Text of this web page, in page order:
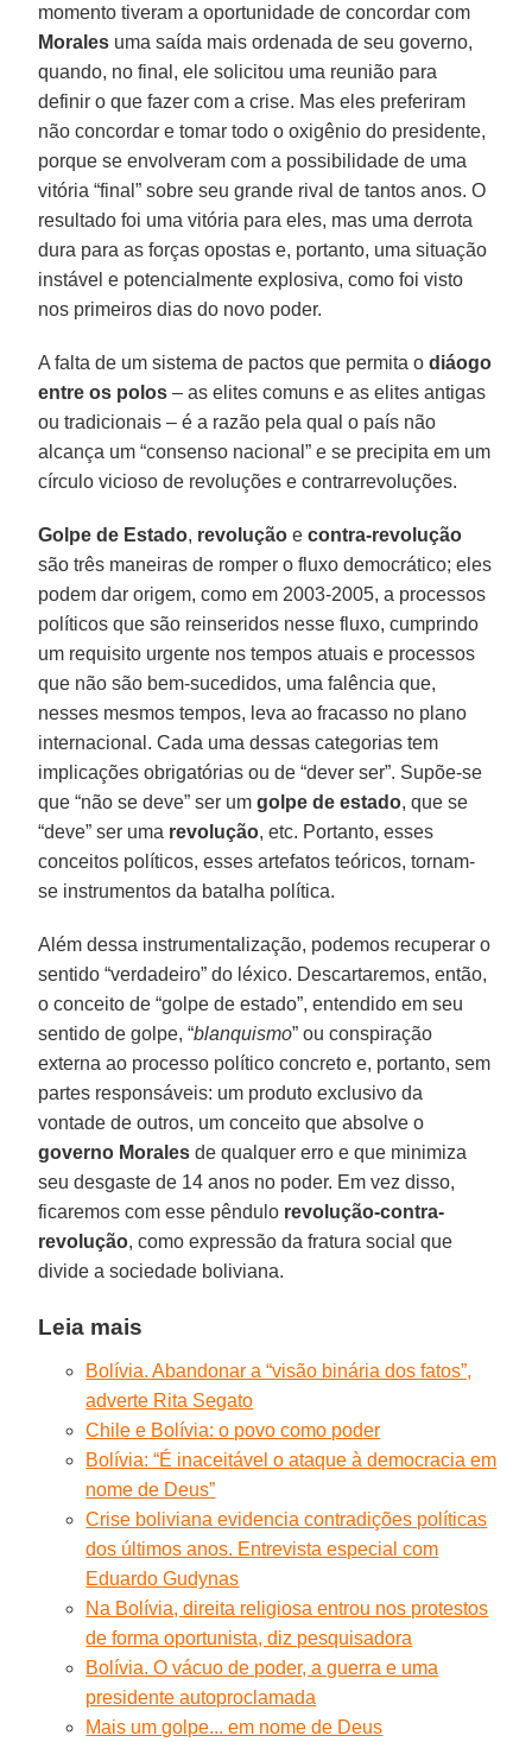
momento tiveram a oportunidade de concordar com
Morales uma saída mais ordenada de seu governo,
quando, no final, ele solicitou uma reunião para
definir o que fazer com a crise. Mas eles preferiram
não concordar e tomar todo o oxigênio do presidente,
porque se envolveram com a possibilidade de uma
vitória “final” sobre seu grande rival de tantos anos. O
resultado foi uma vitória para eles, mas uma derrota
dura para as forças opostas e, portanto, uma situação
instável e potencialmente explosiva, como foi visto
nos primeiros dias do novo poder.
A falta de um sistema de pactos que permita odiáogo
entre os polos – as elites comuns e as elites antigas
ou tradicionais – é a razão pela qual o país não
alcança um “consenso nacional” e se precipita em um
círculo vicioso de revoluções e contrarrevoluções.
Golpe de Estado, revolução econtra-revolução
são três maneiras de romper o fluxo democrático; eles
podem dar origem, como em 2003-2005, a processos
políticos que são reinseridos nesse fluxo, cumprindo
um requisito urgente nos tempos atuais e processos
que não são bem-sucedidos, uma falência que,
nesses mesmos tempos, leva ao fracasso no plano
internacional. Cada uma dessas categorias tem
implicações obrigatórias ou de “dever ser”. Supõe-se
que “não se deve” ser umgolpe de estado, que se
“deve” ser uma revolução, etc. Portanto, esses
conceitos políticos, esses artefatos teóricos, tornam-
se instrumentos da batalha política.
Além dessa instrumentalização, podemos recuperar o
sentido “verdadeiro” do léxico. Descartaremos, então,
o conceito de “golpe de estado”, entendido em seu
sentido de golpe, “blanquismo” ou conspiração
externa ao processo político concreto e, portanto, sem
partes responsáveis: um produto exclusivo da
vontade de outros, um conceito que absolve o
governo Morales de qualquer erro e que minimiza
seu desgaste de 14 anos no poder. Em vez disso,
ficaremos com esse pêndulo revolução-contra-
revolução, como expressão da fratura social que
divide a sociedade boliviana.
Leia mais
Bolívia. Abandonar a “visão binária dos fatos”,
adverte Rita Segato
Chile e Bolívia: o povo como poder
Bolívia: “É inaceitável o ataque à democracia em
nome de Deus”
Crise boliviana evidencia contradições políticas
dos últimos anos. Entrevista especial com
Eduardo Gudynas
Na Bolívia, direita religiosa entrou nos protestos
de forma oportunista, diz pesquisadora
Bolívia. O vácuo de poder, a guerra e uma
presidente autoproclamada
Mais um golpe... em nome de Deus